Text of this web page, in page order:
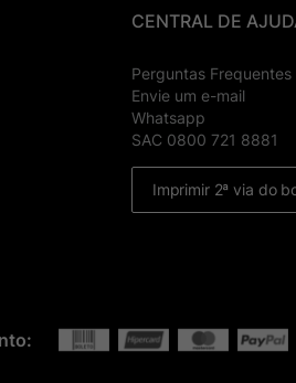
CENTRAL DE
Perguntas Frequentes
Envie um e-mail
Whatsapp
SAC 0800 721 8881
Imprimir 2ª via do